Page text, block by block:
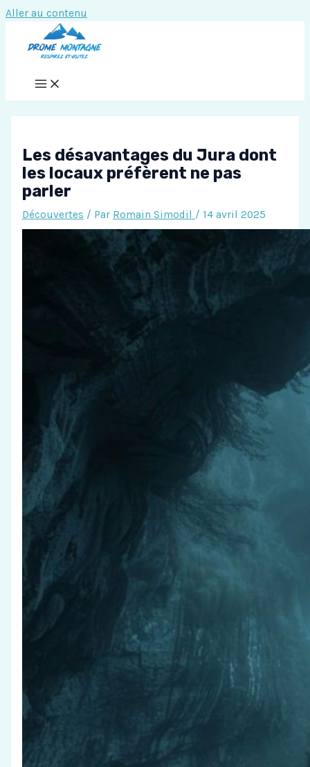
Aller au contenu
Les désavantages du Jura dont
les locaux préfèrent ne pas
parler
Découvertes / Par Romain Simodil / 14 avril 2025